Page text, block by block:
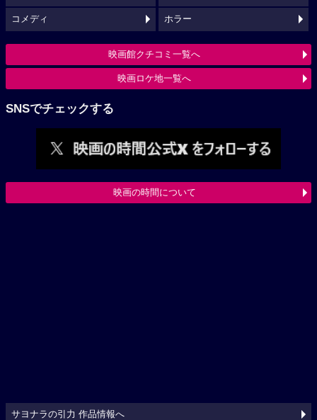
コメディ ホラー
映画館クチコミ一覧へ
映画ロケ地一覧へ
SNSでチェックする
映画の時間について
サヨナラの引力 作品情報へ